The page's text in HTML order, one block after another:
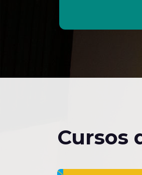
Cursos